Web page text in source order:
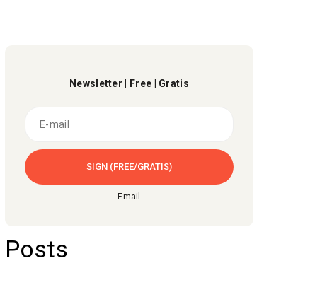
Newsletter | Free | Gratis
Email
Posts